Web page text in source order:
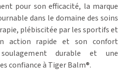
pour son efficacité, la marque
dans le domaine des soins
plébiscitée par les sportifs et
action rapide et son confort
durable et une
confiance à Tiger Balm®.